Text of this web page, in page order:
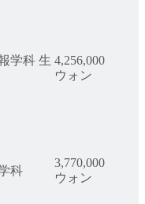
学科 生 4,256,000
ウォン
科
3,770,000
ウォン